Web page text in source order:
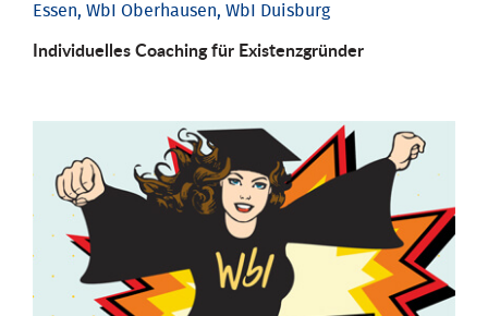
Essen, WbI Oberhausen, WbI Duisburg
Individu­elles Coaching für Existenz­gründer